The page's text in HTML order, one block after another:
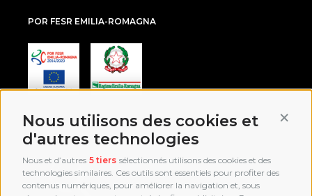
Nous utilisons des cookies et
d'autres technologies
Nous et d’autres 5 tiers sélectionnés utilisons des cookies et des
technologies similaires. Ces outils sont essentiels pour profiter des
contenus numériques, pour améliorer la navigation et, sous
POR FESR EMILIA-ROMAGNA
AWARD